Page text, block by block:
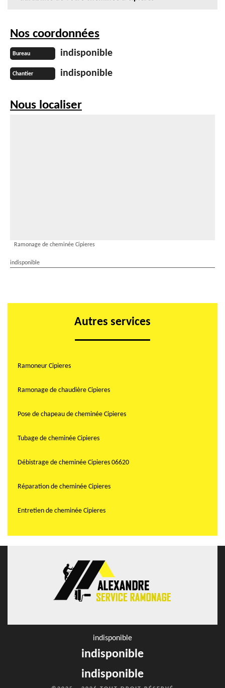
Nos coordonnées
Bureau indisponible
Chantier indisponible
Nous localiser
Ramonage de cheminée Cipieres
indisponible
Autres services
Ramoneur Cipieres
Ramonage de chaudière Cipieres
Pose de chapeau de cheminée Cipieres
Tubage de cheminée Cipieres
Débistrage de cheminée Cipieres 06620
Réparation de cheminée Cipieres
Entretien de cheminée Cipieres
indisponible
indisponible
indisponible